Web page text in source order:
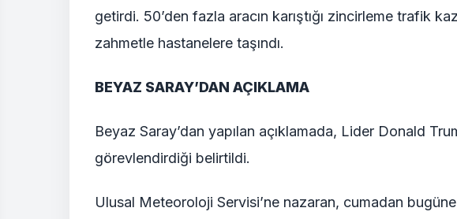
getirdi. 50’den fazla aracın karıştığı zincirleme trafik
zahmetle hastanelere taşındı.
BEYAZ SARAY’DAN AÇIKLAMA
Beyaz Saray’dan yapılan açıklamada, Lider Donald
görevlendirdiği belirtildi.
Ulusal Meteoroloji Servisi’ne nazaran, cumadan